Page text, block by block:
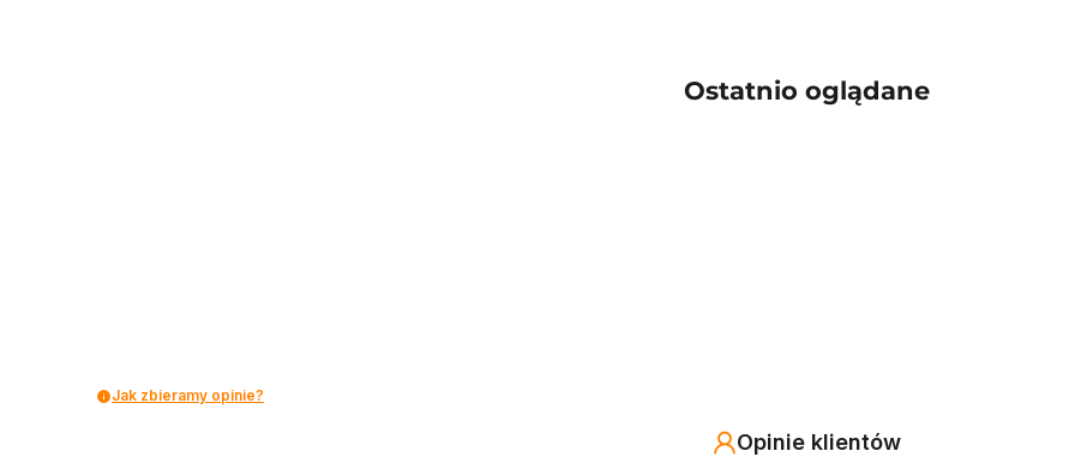
Ostatnio oglądane
Jak zbieramy opinie?
Opinie klientów